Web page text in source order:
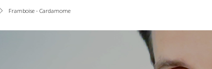
Framboise - Cardamome